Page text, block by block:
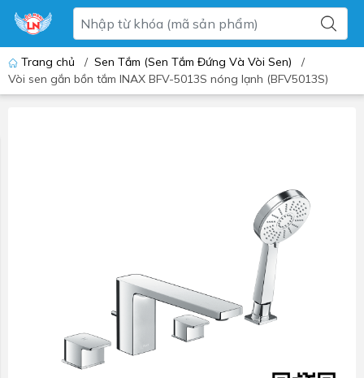
Trang chủ / Sen Tắm (Sen Tắm Đứng Và Vòi Sen)
/
Vòi sen gắn bồn tắm INAX BFV-5013S nóng lạnh (BFV5013S)